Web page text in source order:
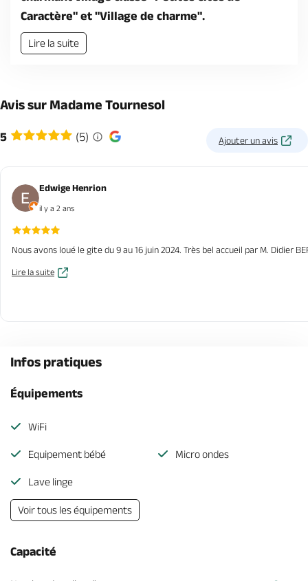
Caractère" et "Village de charme".
Lire la suite
Avis sur Madame Tournesol
5 (5) Ajouter un avis
Edwige Henrion
il y a 2 ans
Nous avons loué le gite du 9 au 16 juin 2024. Très bel accueil par M. Didier
Lire la suite
Infos pratiques
Équipements
WiFi
Equipement bébé Micro ondes
Lave linge
Voir tous les équipements
Capacité